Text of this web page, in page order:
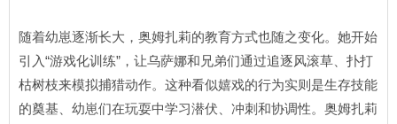
随着幼崽逐渐长大，奥姆扎莉的教育方式也随之变化。她开始
引入“游戏化训练”，让乌萨娜和兄弟们通过追逐风滚草、扑打
枯树枝来模拟捕猎动作。这种看似嬉戏的行为实则是生存技能
的奠基、幼崽们在玩耍中学习潜伏、冲刺和协调性。奥姆扎莉